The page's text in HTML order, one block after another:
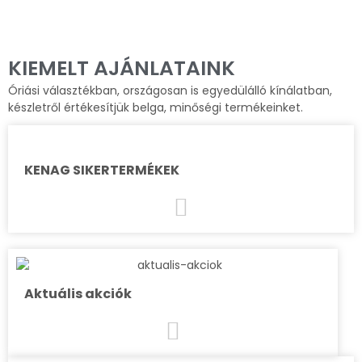
KIEMELT AJÁNLATAINK​
Óriási választékban, országosan is egyedülálló kínálatban,
készletről értékesítjük belga, minőségi termékeinket.
KENAG SIKERTERMÉKEK
Aktuális akciók